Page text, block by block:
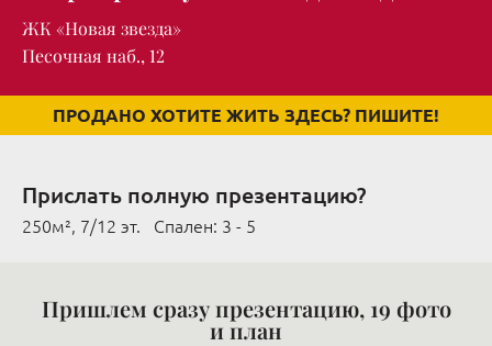
ЖК «Новая звезда»
Песочная наб., 12
ПРОДАНО ХОТИТЕ ЖИТЬ ЗДЕСЬ? ПИШИТЕ!
Прислать полную презентацию?
250м², 7/12 эт. Cпален: 3 - 5
Пришлем сразу презентацию, 19 фото
и план